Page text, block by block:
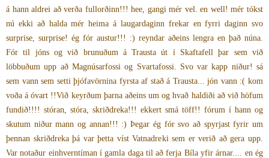
á hann aldrei að verða fullorðinn!!! hee, gangi mér vel. en well! mér tókst
nú ekki að halda mér heima á laugardaginn frekar en fyrri daginn svo
surprise, surprise! ég fór austur!!! :) reyndar aðeins lengra en það núna.
Fór til jóns og við brunuðum á Trausta út í Skaftafell þar sem við
löbbuðum upp að Magnúsarfossi og Svartafossi. Svo var kapp niður! sá
sem vann sem setti þjófavörnina fyrsta af stað á Trausta... jón vann :( kom
voða á óvart !!Við keyrðum þarna aðeins um og hvað haldiði að við höfum
fundið!!!! stóran, stóra, skriðdreka!!! ekkert smá töff!! fórum í hann og
skutum niður mann og annan!!! :) Þegar ég fór svo að spyrjast fyrir um
þennan skriðdreka þá var þetta víst Vatnadreki sem er verið að gera upp.
Var notaður einhverntíman í gamla daga til að ferja Bíla yfir árnar.... en ég